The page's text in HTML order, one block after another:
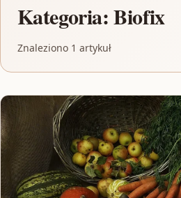
Kategoria:Biofix
Znaleziono 1 artykuł